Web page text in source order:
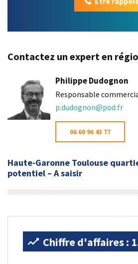
Contactez un expert en
Philippe Dudognon
Responsable
p.dudognon@pod.fr
06 60 96 43 77
Haute-Garonne Toulouse
potentiel – A saisir
Chiffre d'affaires :